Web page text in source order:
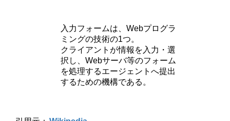
入力フォームは、Webプログラ
ミングの技術の1つ。
クライアントが情報を入力・選
択し、Webサーバ等のフォーム
を処理するエージェントへ提出
するための機構である。